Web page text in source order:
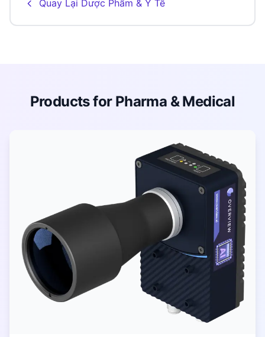
Quay Lại Dược Phẩm & Y Tế
Products for Pharma & Medical